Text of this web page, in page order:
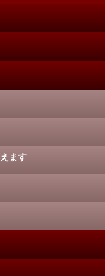
ます